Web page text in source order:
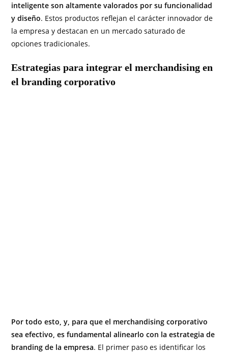
inteligente son altamente valorados por su funcionalidad
y diseño. Estos productos reflejan el carácter innovador de
la empresa y destacan en un mercado saturado de
opciones tradicionales.
Estrategias para integrar el merchandising en
el branding corporativo
Por todo esto, y, para que el merchandising corporativo
sea efectivo, es fundamental alinearlo con la estrategia de
branding de la empresa. El primer paso es identificar los